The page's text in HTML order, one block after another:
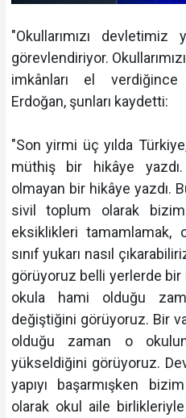
"Okullarımızı devletimiz
görevlendiriyor.
imkânları el
Erdoğan, şunları kaydetti:
"Son yirmi üç yılda
müthiş bir hikâye
olmayan bir hikâye yazdı.
sivil toplum olarak
eksiklikleri tamamlamak,
sınıf yukarı nasıl
görüyoruz belli yerlerde bir
okula hami olduğu
değiştiğini görüyoruz. Bir
olduğu zaman o
yükseldiğini görüyoruz.
yapıyı başarmışken
olarak okul aile birlikleriyle